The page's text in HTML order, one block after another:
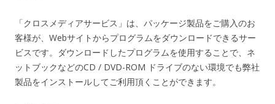
「クロスメディアサービス」は、パッケージ製品をご購入のお
客様が、Webサイトからプログラムをダウンロードできるサー
ビスです。ダウンロードしたプログラムを使用することで、ネ
ットブックなどのCD / DVD-ROM ドライブのない環境でも弊社
製品をインストールしてご利用頂くことができます。